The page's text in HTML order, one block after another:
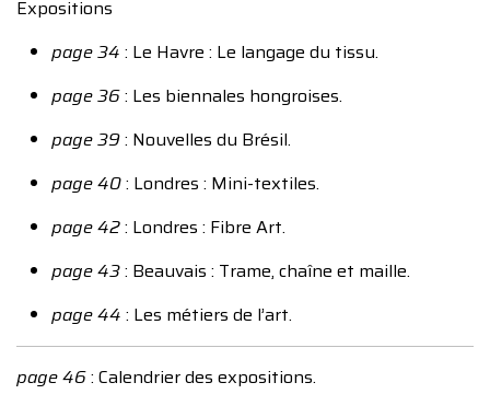
Expositions
page 34 : Le Havre : Le langage du tissu.
page 36: Les biennales hongroises.
page 39: Nouvelles du Brésil.
page 40: Londres : Mini-textiles.
page 42: Londres : Fibre Art.
page 43: Beauvais : Trame, chaîne et maille.
page 44 : Les métiers de l’art.
page 46: Calendrier des expositions.